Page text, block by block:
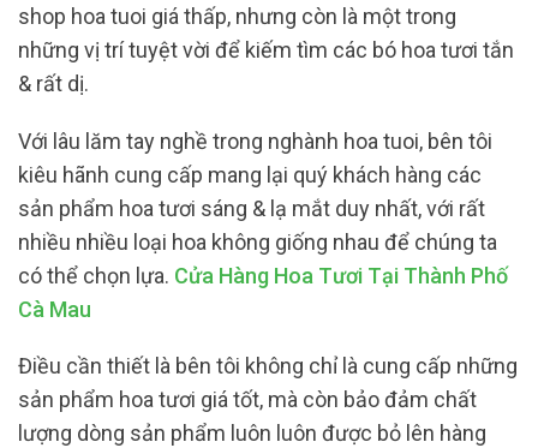
shop hoa tuoi giá thấp, nhưng còn là một trong
những vị trí tuyệt vời để kiếm tìm các bó hoa tươi tắn
& rất dị.
Với lâu lăm tay nghề trong nghành hoa tuoi, bên tôi
kiêu hãnh cung cấp mang lại quý khách hàng các
sản phẩm hoa tươi sáng & lạ mắt duy nhất, với rất
nhiều nhiều loại hoa không giống nhau để chúng ta
có thể chọn lựa. Cửa Hàng Hoa Tươi Tại Thành Phố
Cà Mau
Điều cần thiết là bên tôi không chỉ là cung cấp những
sản phẩm hoa tươi giá tốt, mà còn bảo đảm chất
lượng dòng sản phẩm luôn luôn được bỏ lên hàng